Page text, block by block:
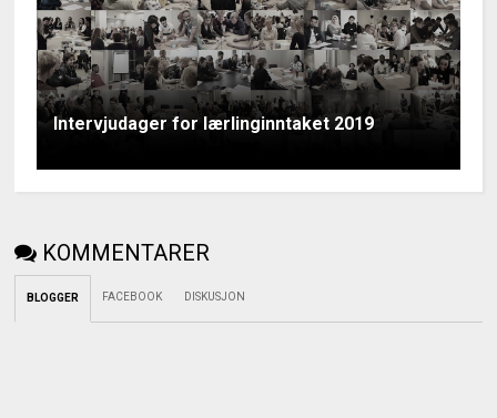
Intervjudager for lærlinginntaket 2019
KOMMENTARER
BLOGGER FACEBOOK DISKUSJON